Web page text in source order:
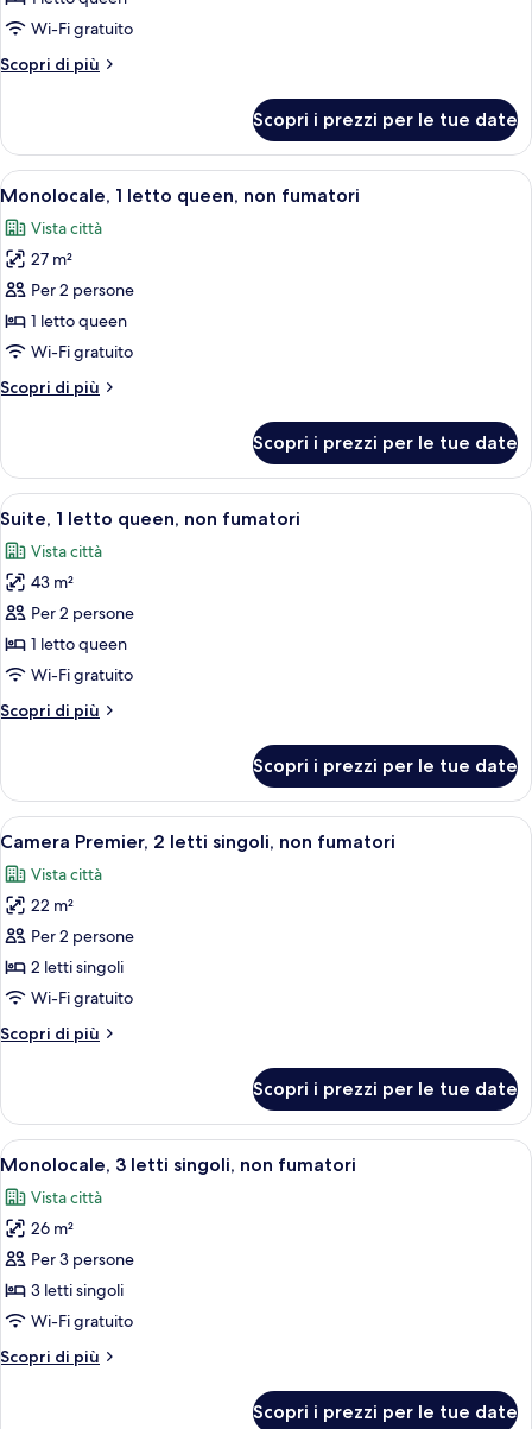
Deluxe,
letto
fumatori
Wi-Fi gratuito
Scopri di più
Altri
Deluxe,
letto
non
fumatori
Scopri i prezzi per le tue date
Apri
tutte
le
foto
per
Monolocale,
1
queen,
Una camera d'albergo con un letto,
12
Monolocale, 1 letto queen, non fumatori
Vista città
27 m²
Per 2 persone
1 letto queen
Wi-Fi gratuito
Scopri di più
Altri
1
letto
queen,
fumatori
Scopri i prezzi per le tue date
Apri
tutte
le
foto
per
Suite,
1
queen,
Una camera d'albergo con un letto,
6
Suite, 1 letto queen, non fumatori
Vista città
43 m²
Per 2 persone
1 letto queen
Wi-Fi gratuito
Scopri di più
Altri
1
letto
queen,
fumatori
Scopri i prezzi per le tue date
Apri
tutte
le
foto
per
Camera
Premier,
letti
fumatori
Una camera d'albergo con due letti,
11
Camera Premier, 2 letti singoli, non fumatori
Vista città
22 m²
Per 2 persone
2 letti singoli
Wi-Fi gratuito
Scopri di più
Altri
Premier,
letti
non
fumatori
Scopri i prezzi per le tue date
Apri
tutte
le
foto
per
Monolocale,
3
singoli,
Una camera d'albergo con tre letti,
8
Monolocale, 3 letti singoli, non fumatori
Vista città
26 m²
Per 3 persone
3 letti singoli
Wi-Fi gratuito
Scopri di più
Altri
Scopri i prezzi per le tue date